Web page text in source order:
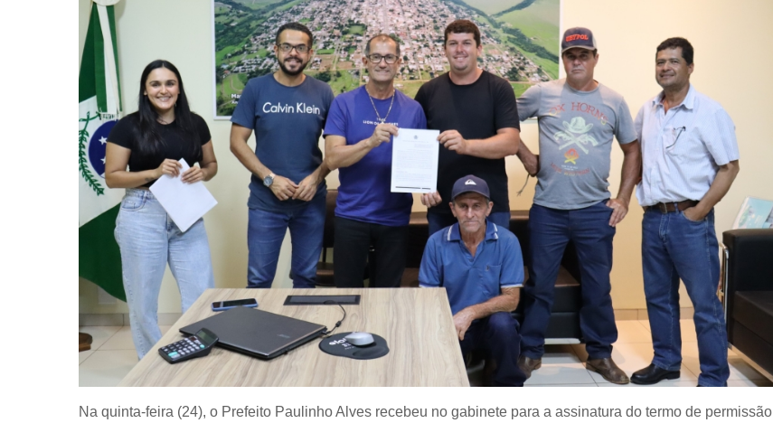
Na quinta-feira (24), o Prefeito Paulinho Alves recebeu no gabinete para a assinatura do termo de permissão